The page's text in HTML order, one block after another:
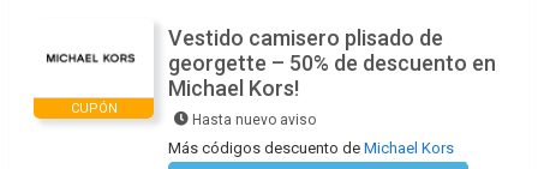
CUPÓN
Vestido camisero plisado de
georgette – 50% de descuento en
Michael Kors!
Hasta nuevo aviso
Más códigos descuento de Michael Kors